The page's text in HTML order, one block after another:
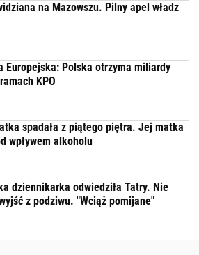
na Mazowszu. Pilny apel władz
Europejska: Polska otrzyma miliardy
KPO
spadała z piątego piętra. Jej matka
wpływem alkoholu
dziennikarka odwiedziła Tatry. Nie
z podziwu. "Wciąż pomijane"